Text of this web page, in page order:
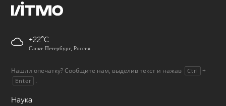
+22
Санкт-Петербург, Россия
Нашли опечатку? Сообщите нам, выделив текст и нажав Ctrl +
Enter .
Наука